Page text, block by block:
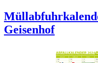
Geisenhof